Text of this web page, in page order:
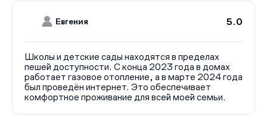
Евгения 5.0
Школы и детские сады находятся в пределах
пешей доступности. С конца 2023 года в домах
работает газовое отопление, а в марте 2024 года
был проведён интернет. Это обеспечивает
комфортное проживание для всей моей семьи.